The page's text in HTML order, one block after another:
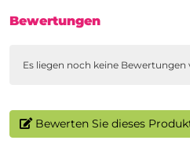
Bewertungen
Es liegen noch keine Bewertungen
Bewerten Sie dieses